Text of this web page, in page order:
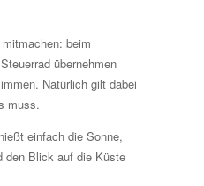
beim
übernehmen
Natürlich gilt dabei
muss.
einfach die Sonne,
den Blick auf die Küste